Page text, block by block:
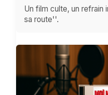
Un film culte, un
sa route''.